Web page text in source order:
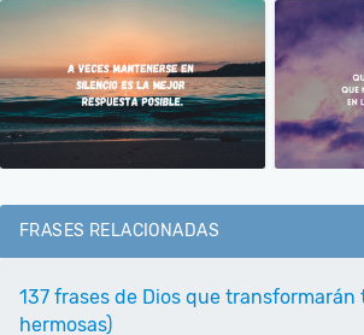
FRASES RELACIONADAS
137 frases de Dios que
hermosas)